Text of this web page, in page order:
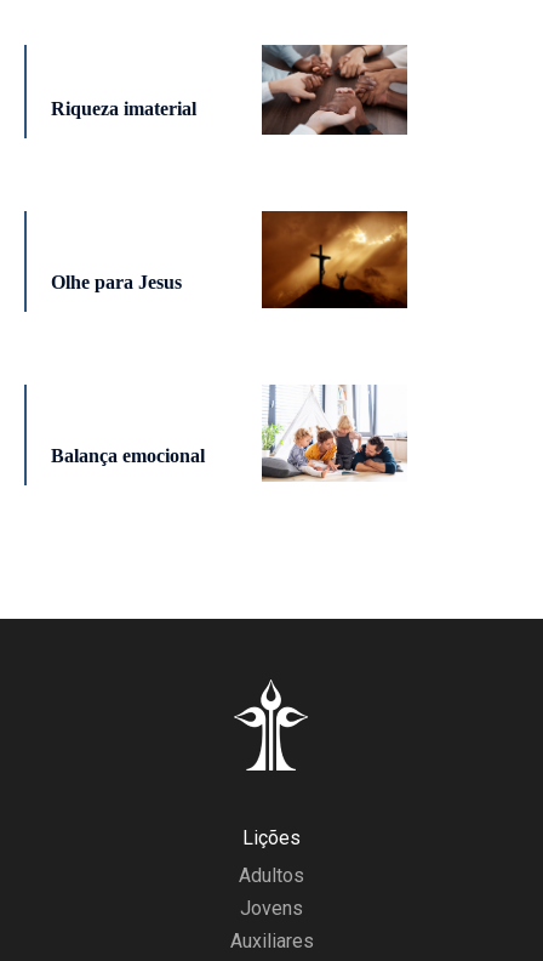
Riqueza imaterial
Olhe para Jesus
Balança emocional
Lições
Adultos
Jovens
Auxiliares